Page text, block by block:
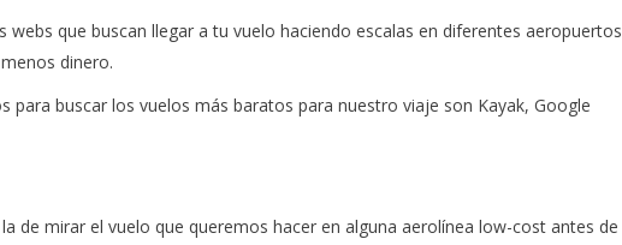
webs que buscan llegar a tu vuelo haciendo escalas en diferentes aeropuertos
dinero.
para buscar los vuelos más baratos para nuestro viaje son Kayak, Google
de mirar el vuelo que queremos hacer en alguna aerolínea low-cost antes de